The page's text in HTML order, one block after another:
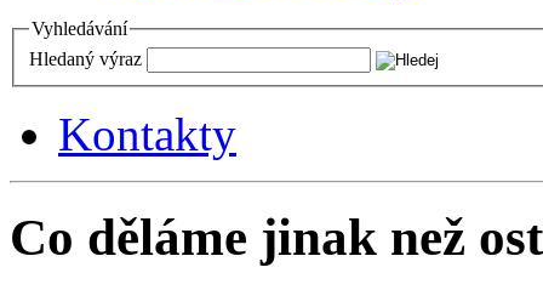
Vyhledávání
Hledaný výraz
Kontakty
Co děláme jinak než